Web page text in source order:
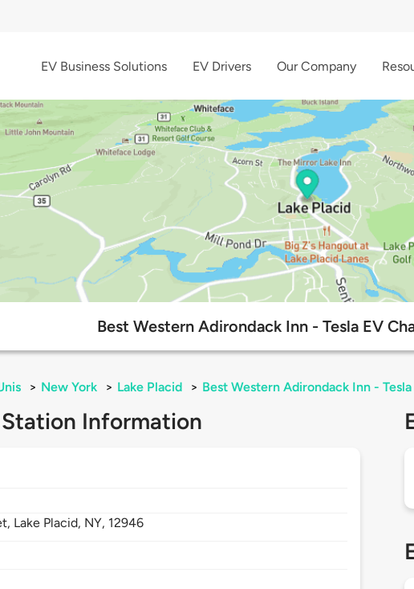
EV Business Solutions EV Drivers Our Company
Best Western Adirondack Inn - Tesla EV
> New York > Lake Placid > Best Western Adirondack Inn - Tesla
Information
Lake Placid, NY, 12946